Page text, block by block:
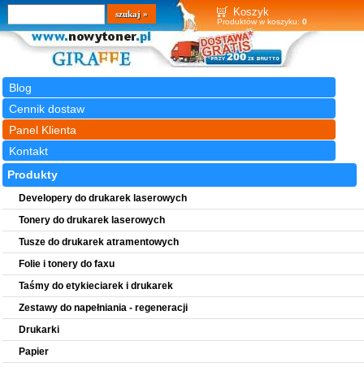
Koszyk
Produktów w koszyku: 0
Blog
Cennik dostaw
Panel Klienta
Kontakt
Wyszukiwarka
szukaj
Produkty
Developery do drukarek laserowych
Tonery do drukarek laserowych
Tusze do drukarek atramentowych
Folie i tonery do faxu
Taśmy do etykieciarek i drukarek
Zestawy do napełniania - regeneracji
Drukarki
Papier